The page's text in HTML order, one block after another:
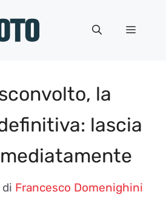
Menu
la
lascia
di Francesco Domenighini